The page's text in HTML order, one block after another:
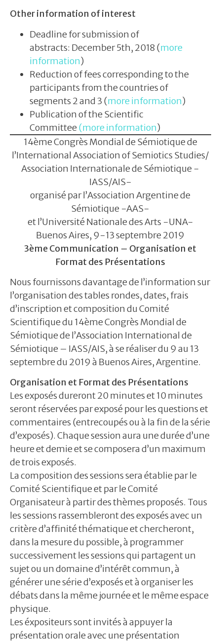
Other information of interest
Deadline for submission of
abstracts: December 5th, 2018 (more
information)
Reduction of fees corresponding to the
participants from the countries of
segments 2 and 3 (more information)
Publication of the Scientific
Committee(more information)
14ème Congrès Mondial de Sémiotique de
l’International Association of Semiotics Studies/
Association Internationale de Sémiotique -
IASS/AIS-
organisé par l’Association Argentine de
Sémiotique -AAS-
et l’Université Nationale des Arts -UNA-
Buenos Aires, 9-13 septembre 2019
3ème Communication – Organisation et
Format des Présentations
Nous fournissons davantage de l’information sur
l’organisation des tables rondes, dates, frais
d’inscription et composition du Comité
Scientifique du 14ème Congrès Mondial de
Sémiotique de l’Association International de
Sémiotique – IASS/AIS, à se réaliser du 9 au 13
septembre du 2019 à Buenos Aires, Argentine.
Organisation et Format des Présentations
Les exposés dureront 20 minutes et 10 minutes
seront réservées par exposé pour les questions et
commentaires (entrecoupés ou à la fin de la série
d’exposés). Chaque session aura une durée d’une
heure et demie et se composera d’un maximum
de trois exposés.
La composition des sessions sera établie par le
Comité Scientifique et par le Comité
Organisateur à partir des thèmes proposés. Tous
les sessions rassembleront des exposés avec un
critère d’affinité thématique et chercheront,
dans la mesure du possible, à programmer
successivement les sessions qui partagent un
sujet ou un domaine d’intérêt commun, à
générer une série d’exposés et à organiser les
débats dans la même journée et le même espace
physique.
Les éxpositeurs sont invités à appuyer la
présentation orale avec une présentation